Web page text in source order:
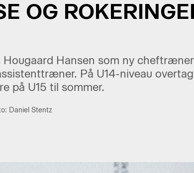
OG
Hansen som ny cheftræner
På U14-niveau
på U15 til sommer.
Daniel Stentz